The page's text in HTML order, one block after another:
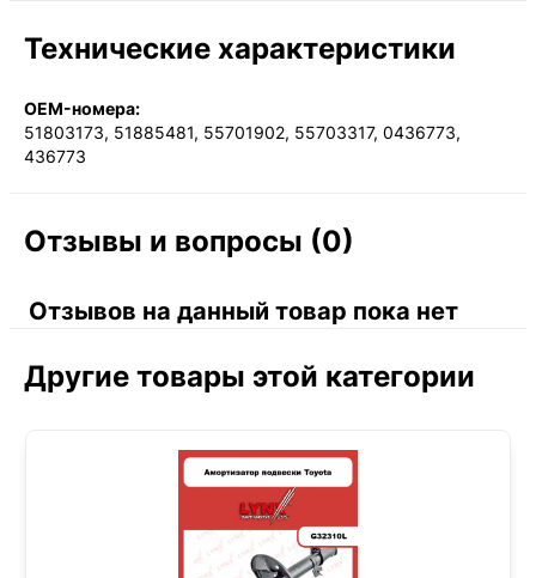
Технические характеристики
OEM-номера:
51803173, 51885481, 55701902, 55703317, 0436773,
436773
Отзывы и вопросы (0)
Отзывов на данный товар пока нет
Другие товары этой категории